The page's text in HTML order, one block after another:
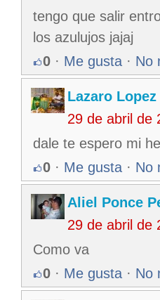
tengo que salir
los azulujos jajaj
0 · Me gusta · No
Lazaro Lopez
29 de abril de
dale te espero mi
0 · Me gusta · No
Aliel Ponce
29 de abril de
Como va
0 · Me gusta · No